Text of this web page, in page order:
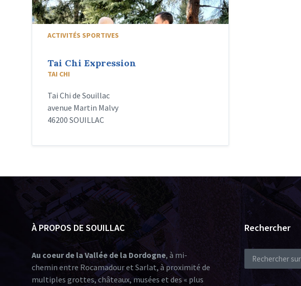
ACTIVITÉS SPORTIVES
Tai Chi Expression
TAI CHI
Tai Chi de Souillac
avenue Martin Malvy
46200 SOUILLAC
À PROPOS DE SOUILLAC
Au coeur de la Vallée de la Dordogne, à mi-
chemin entre Rocamadour et Sarlat, à proximité de
multiples grottes, châteaux, musées et des « plus
Rechercher